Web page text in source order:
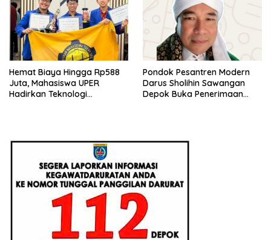
Hemat Biaya Hingga Rp588
Juta, Mahasiswa UPER
Hadirkan Teknologi
Pondok Pesantren Modern
Darus Sholihin Sawangan
Depok Buka Penerimaan